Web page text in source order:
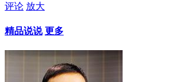
评论 放大
精品说说 更多